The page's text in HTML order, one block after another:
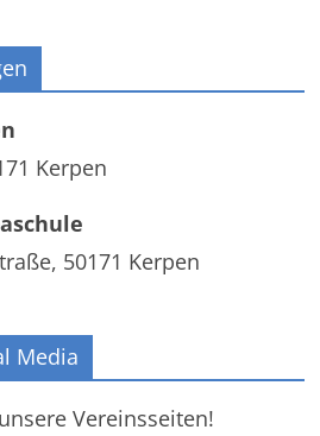
Kerpen
50171 Kerpen
Media
Vereinsseiten!